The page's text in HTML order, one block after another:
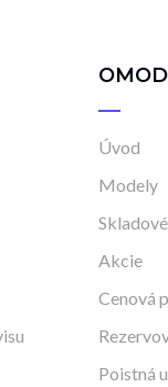
Úvod
Modely
Akcie
Cenová
Poistná